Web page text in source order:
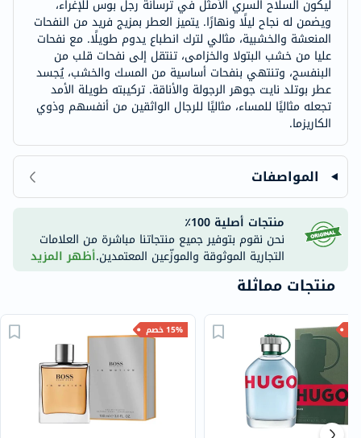
ليكون السلاح السري الأمثل في ترسانة رجل بوس للإغراء،
ويضمن له نجاح ليلًا ونهارًا. يتميز العطر بمزيج فريد من النفحات
المنعشة والخشبية، مثالي لترك انطباع يدوم طويلًا. مع نفحات
عليا من خشب البتولا والخزامى، تنتقل إلى نفحات قلب من
البنفسج، وتنتهي بنفحات أساسية من المسك والخشب، يُجسد
عطر بوتلد نايت جوهر الرجولة والأناقة. تركيبته طويلة الأمد
تجعله مثاليًا للمساء، مثاليًا للرجال الواثقين من أنفسهم وذوي
الكاريزما.
المواصفات
منتجات أصلية 100٪
نحن نقوم بتوفير جميع منتجاتنا مباشرة من العلامات
التجارية الموثوقة والموزّعين المعتمدين.أظهر المزيد
منتجات مماثلة
15% خصم